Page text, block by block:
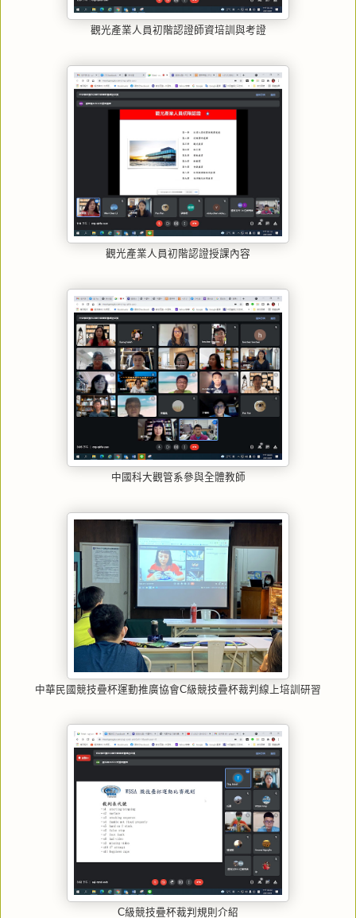
觀光產業人員初階認證師資培訓與考證
觀光產業人員初階認證授課內容
中國科大觀管系參與全體教師
中華民國競技疊杯運動推廣協會C級競技疊杯裁判線上培訓研習
C級競技疊杯裁判規則介紹